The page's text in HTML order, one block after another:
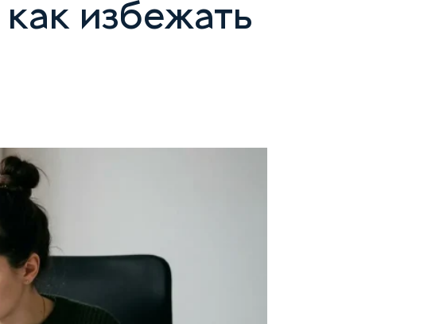
избежать